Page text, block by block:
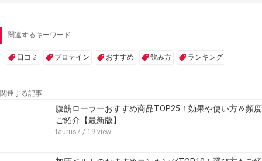
関連するキーワード
口コミ プロテイン おすすめ 飲み方 ランキング
関連する記事
腹筋ローラーおすすめ商品TOP25！効果や使い方＆頻度
ご紹介【最新版】
taurus7 / 19 view